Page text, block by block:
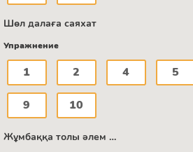
Шөл далаға саяхат
Упражнение
1 2 4 5
9 10
Жұмбаққа толы әлем …